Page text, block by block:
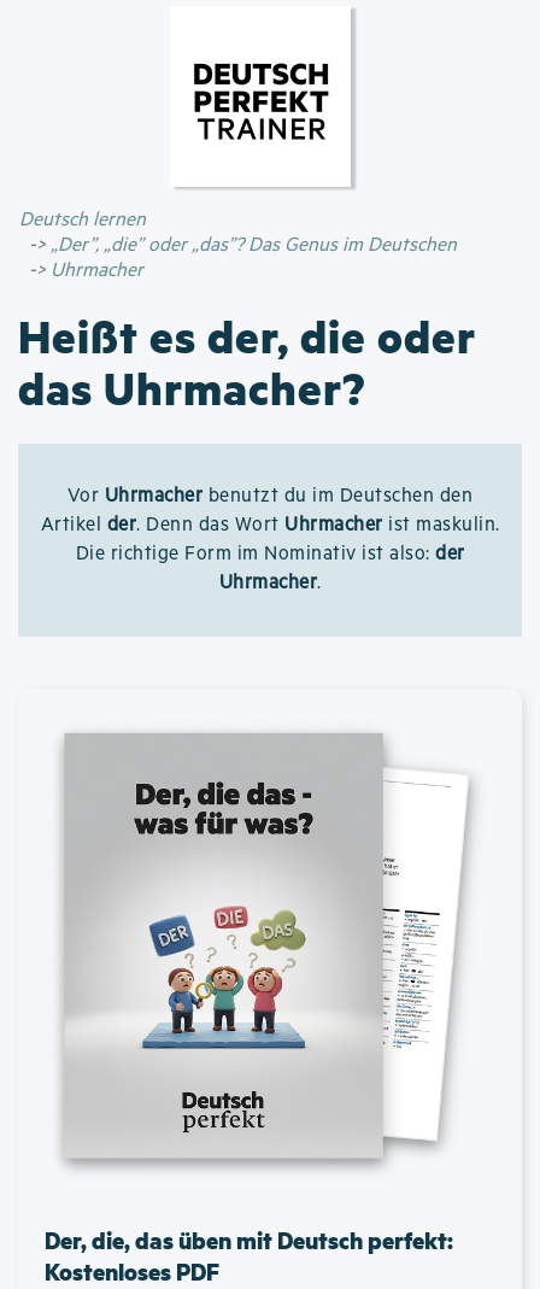
Inhalt
Deutsch lernen
„Der”, „die” oder „das”? Das Genus im Deutschen
Uhrmacher
Heißt es der, die oder
das Uhrmacher?
Vor Uhrmacher benutzt du im Deutschen den
Artikel der. Denn das Wort Uhrmacher ist maskulin.
Die richtige Form im Nominativ ist also: der
Uhrmacher.
Der, die, das üben mit Deutsch perfekt:
Kostenloses PDF